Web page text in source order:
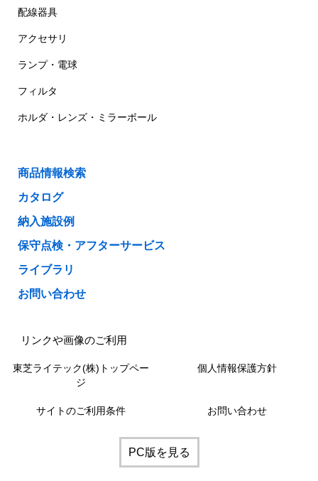
配線器具
アクセサリ
ランプ・電球
フィルタ
ホルダ・レンズ・ミラーボール
商品情報検索
カタログ
納入施設例
保守点検・アフターサービス
ライブラリ
お問い合わせ
リンクや画像のご利用
東芝ライテック(株)トップペー
ジ
個人情報保護方針
サイトのご利用条件 お問い合わせ
PC版を見る